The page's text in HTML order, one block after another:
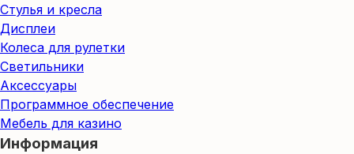
Стулья и кресла
Дисплеи
Колеса для рулетки
Светильники
Аксессуары
Программное обеспечение
Мебель для казино
Информация